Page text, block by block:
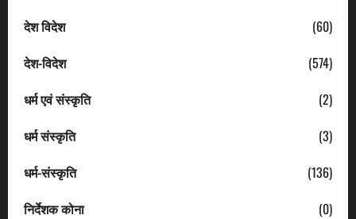
देश विदेश
(60)
देश-विदेश
(574)
धर्म एवं संस्कृति
(2)
धर्म संस्कृति
(3)
धर्म-संस्कृति
(136)
निर्देशक कोना
(0)